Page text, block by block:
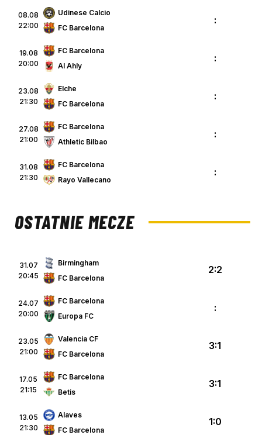
08.08
22:00
Udinese Calcio
FC Barcelona
:
19.08
20:00
FC Barcelona
Al Ahly
:
23.08
21:30
Elche
FC Barcelona
:
27.08
21:00
FC Barcelona
Athletic Bilbao
:
31.08
21:30
FC Barcelona
Rayo Vallecano
:
OSTATNIE MECZE
31.07
20:45
Birmingham
FC Barcelona
2:2
24.07
20:00
FC Barcelona
Europa FC
:
23.05
21:00
Valencia CF
FC Barcelona
3:1
17.05
21:15
FC Barcelona
Betis
3:1
13.05
21:30
Alaves
FC Barcelona
1:0